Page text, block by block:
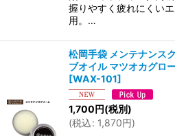
握りやすく疲れにくい
用。…
松岡手袋 メンテナンス
ブオイル マツオカグロ
[WAX-101]
1,700円(税別)
(税込: 1,870円)